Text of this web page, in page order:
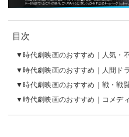
目次
時代劇映画のおすすめ｜人気・
時代劇映画のおすすめ｜人間ド
時代劇映画のおすすめ｜戦・戦
時代劇映画のおすすめ｜コメデ